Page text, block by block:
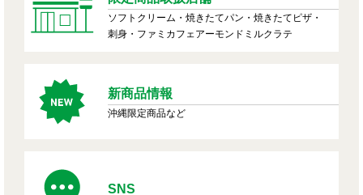
ソフトクリーム・焼きたてパン・焼きたてピザ・
刺身・ファミカフェアーモンドミルクラテ
新商品情報
沖縄限定商品など
SNS